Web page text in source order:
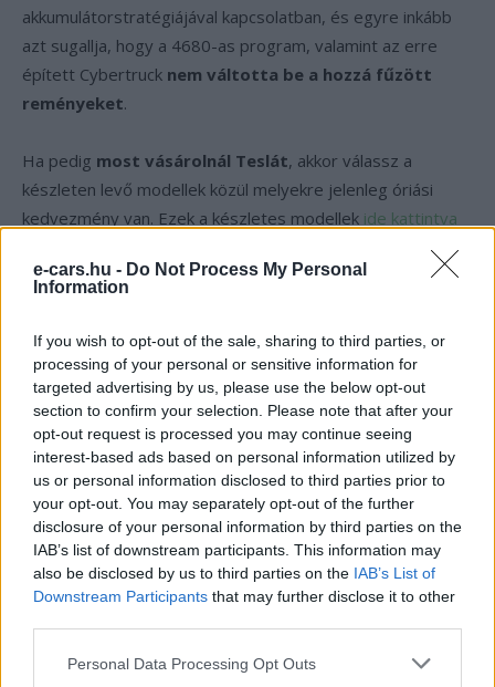
e-cars.hu - Do Not Process My Personal
Information
If you wish to opt-out of the sale, sharing to third parties, or
processing of your personal or sensitive information for
targeted advertising by us, please use the below opt-out
section to confirm your selection. Please note that after your
opt-out request is processed you may continue seeing
interest-based ads based on personal information utilized by
us or personal information disclosed to third parties prior to
your opt-out. You may separately opt-out of the further
disclosure of your personal information by third parties on the
IAB’s list of downstream participants. This information may
also be disclosed by us to third parties on the IAB’s List of
Downstream Participants that may further disclose it to other
Personal Data Processing Opt Outs
akkumulátorstratégiájával kapcsolatban, és egyre inkább
azt sugallja, hogy a 4680-as program, valamint az erre
épített Cybertruck nem váltotta be a hozzá fűzött
reményeket.
Ha pedig most vásárolnál Teslát, akkor válassz a
készleten levő modellek közül melyekre jelenleg óriási
kedvezmény van. Ezek a készletes modellek ide kattintva
távolságra elegendő ingyenes Supercharger-töltést
Tesla modelled. Az ajánlói kódértkattints ide!
Kövesd az e-cars.hu-t a Facebookon is, további
tartalmakért!
›
CÍMKÉK 4680 akkumulátor e-mobilitás
Elektromobilitás
Elektromos autó
Tesla Tesla Cybertruck